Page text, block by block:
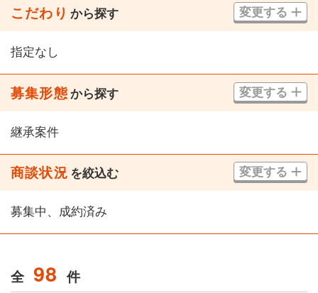
こだわり から探す 変更する
指定なし
募集形態から探す 変更する
継承案件
商談状況 を絞込む 変更する
募集中、成約済み
全 98 件